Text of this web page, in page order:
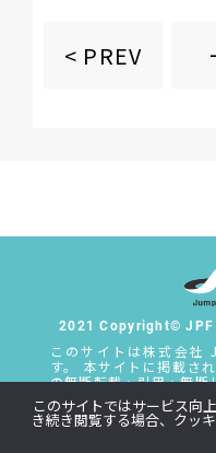
< PREV
2021 Copyright©
このサイトは株式会社
す。 本サイトに掲載さ
の無断転載・引用・無断
このサイトではサービス向
き続き閲覧する場合、クッ